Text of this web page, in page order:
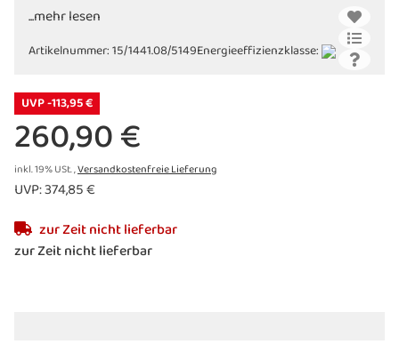
...mehr lesen
Artikelnummer:15/1441.08/5149Energieeffizienzklasse:
UVP -113,95 €
260,90 €
inkl. 19% USt. ,Versandkostenfreie Lieferung
UVP:374,85 €
zur Zeit nicht lieferbar
zur Zeit nicht lieferbar